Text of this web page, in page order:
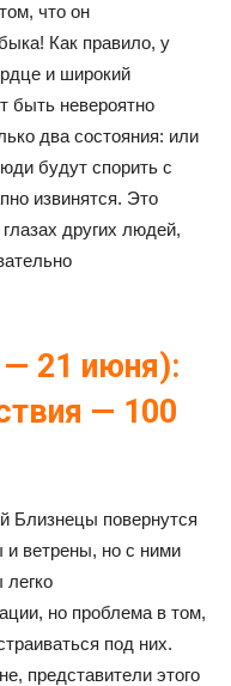
что он
Как правило, у
и широкий
быть невероятно
два состояния: или
будут спорить с
извинятся. Это
других людей,
21 июня):
— 100
Близнецы повернутся
и ветрены, но с ними
легко
но проблема в том,
под них.
представители этого